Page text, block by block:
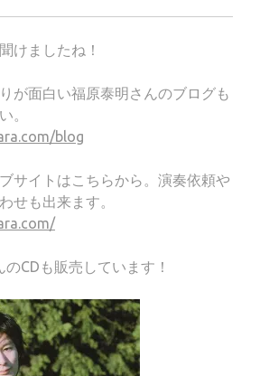
けましたね！
が面白い福原泰明さんのブログも
。
blog
サイトはこちらから。演奏依頼や
せも出来ます。
CDも販売しています！